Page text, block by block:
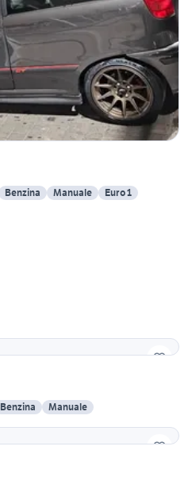
Benzina Manuale Euro 1
Benzina
Manuale